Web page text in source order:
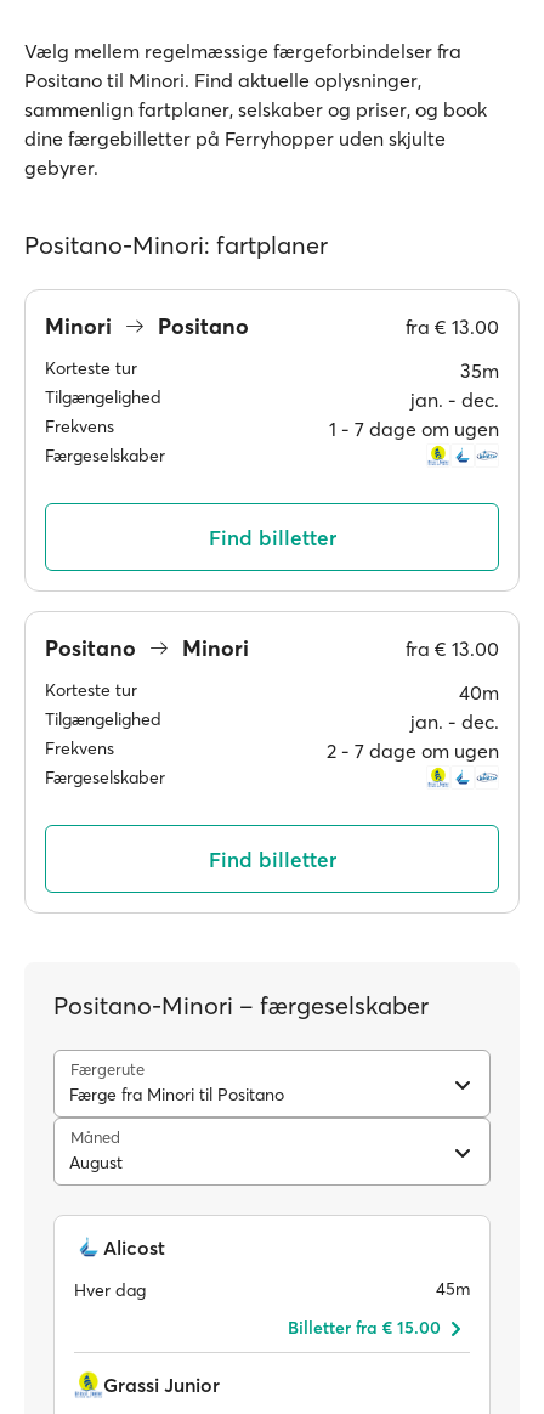
Vælg mellem regelmæssige færgeforbindelser fra
Positano til Minori. Find aktuelle oplysninger,
sammenlign fartplaner, selskaber og priser, og book
dine færgebilletter på Ferryhopper uden skjulte
gebyrer.
Positano-Minori: fartplaner
Minori Positano fra € 13.00
Korteste tur 35m
Tilgængelighed jan. ‐ dec.
Frekvens 1 ‐ 7 dage om ugen
Færgeselskaber
Find billetter
Positano Minori fra € 13.00
Korteste tur 40m
Tilgængelighed jan. ‐ dec.
Frekvens 2 ‐ 7 dage om ugen
Færgeselskaber
Find billetter
Positano-Minori – færgeselskaber
Færgerute
Færge fra Minori til Positano
Måned
August
Alicost
Hver dag
45m
Billetter fra € 15.00
Grassi Junior